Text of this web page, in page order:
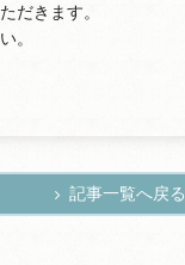
だきます。
。
記事一覧へ戻る